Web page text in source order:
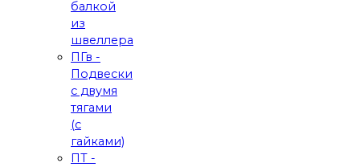
балкой
из
швеллера
ПГв -
Подвески
с двумя
тягами
(с
гайками)
ПТ -